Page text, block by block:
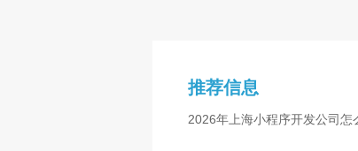
推荐信息
2026年上海小程序开发公司怎